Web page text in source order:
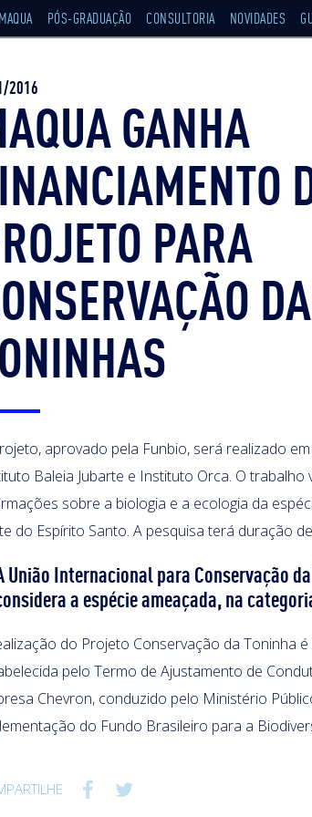
PÓS-GRADUAÇÃO CONSULTORIA NOVIDADES
2016
GANHA
PARA
aprovado pela Funbio, será realizado
Baleia Jubarte e Instituto Orca. O trabalho
sobre a biologia e a ecologia da
do Espírito Santo. A pesquisa terá duração
União Internacional para Conservação
a espécie ameaçada, na
do Projeto Conservação da Toninha
pelo Termo de Ajustamento de
Chevron, conduzido pelo Ministério
do Fundo Brasileiro para a
 